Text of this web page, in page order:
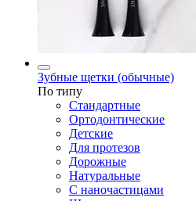
Зубные щетки (обычные)
По типу
Стандартные
Ортодонтические
Детские
Для протезов
Дорожные
Натуральные
С наночастицами